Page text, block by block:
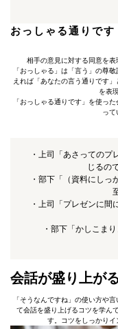
おっしゃる通りです
相手の意見に対する同意を表
「おっしゃる」は「言う」の尊
えれば「あなたの言う通りです
を表
「おっしゃる通りです」を使っ
って
・上司「あさっての
じるの
・部下「（資料にしっ
・上司「プレゼンに間
・部下「かしこま
会話が盛り上が
「そうなんですね」の使い方や
て会話を盛り上げるコツを学ん
す。コツをしっかりイ